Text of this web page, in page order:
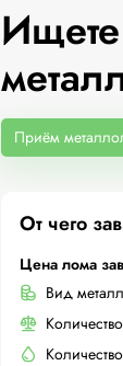
Приём
От чего
Цена лома
Вид